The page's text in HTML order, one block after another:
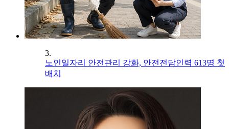
3.
노인일자리 안전관리 강화, 안전전담인력 613명 첫
배치